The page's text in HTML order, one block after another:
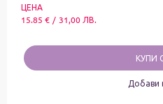
ЦЕНА
15.85 € / 31,00 ЛВ.
КУПИ
Добави